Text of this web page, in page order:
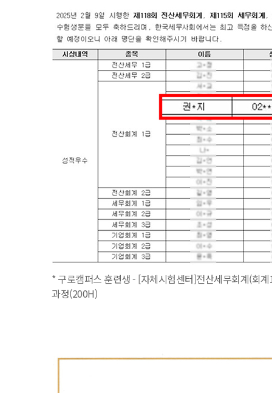
* 구로캠퍼스 훈련생 - [자체시험센터]전산세무회계(회
과정(200H)